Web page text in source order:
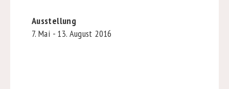
Ausstellung
7. Mai - 13. August 2016